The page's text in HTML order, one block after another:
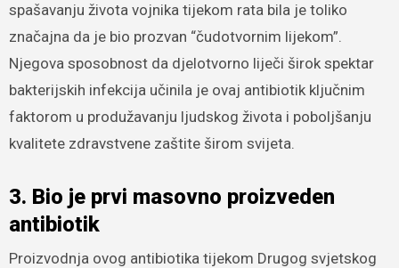
spašavanju života vojnika tijekom rata bila je toliko
značajna da je bio prozvan “čudotvornim lijekom”.
Njegova sposobnost da djelotvorno liječi širok spektar
bakterijskih infekcija učinila je ovaj antibiotik ključnim
faktorom u produžavanju ljudskog života i poboljšanju
kvalitete zdravstvene zaštite širom svijeta.
3. Bio je prvi masovno proizveden
antibiotik
Proizvodnja ovog antibiotika tijekom Drugog svjetskog